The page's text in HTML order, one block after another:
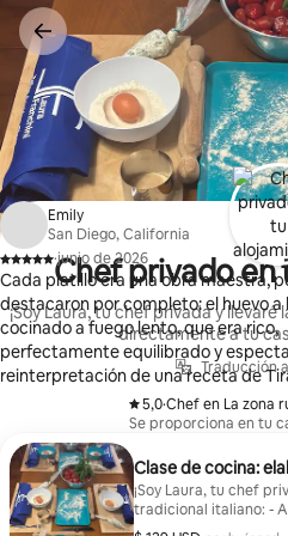
contenido
Chef privado
¡Soy Laura, tu chef privada y
directamente a tu
Traducción
5,0
, ·Chef en La zona
Se proporciona en tu
Clase de cocina:
¡Soy Laura, tu chef
tradicional italiano: -
hechos a mano con ricotta y
Emily
San Diego, California
,
·junio de 2026
Cada platillo era una obra maestra,
destacaron por completo: el huevo a
cocinado a fuego lento, que era rico,
perfectamente equilibrado y
reinterpretación de una receta de
centenaria. Honestamente, fue
versión original tradicional. También
maridajes de vino increíbles durante
incluido un Vin Santo muy especial
finca de su familia. Además de la
Laura fue una compañía fantástica.